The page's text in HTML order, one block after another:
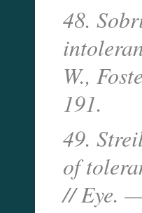
48.
W.,
191.
49.
of
// Eye.